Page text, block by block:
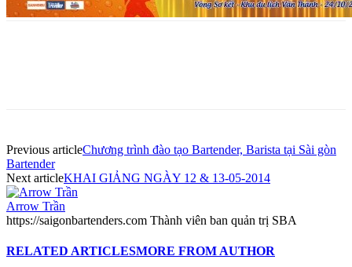
Previous articleChương trình đào tạo Bartender, Barista tại Sài gòn
Bartender
Next articleKHAI GIẢNG NGÀY 12 & 13-05-2014
Arrow Trần
https://saigonbartenders.com Thành viên ban quản trị SBA
RELATED ARTICLESMORE FROM AUTHOR